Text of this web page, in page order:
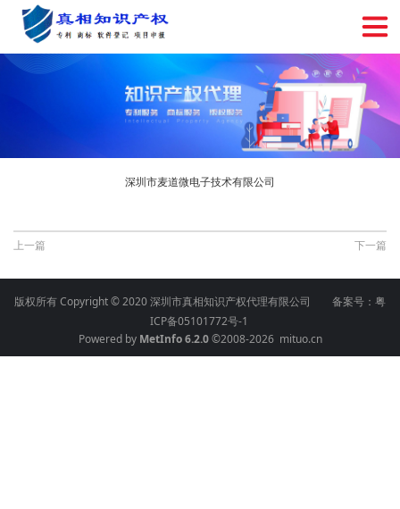
深圳市麦道微电子技术有限公司
上一篇 下一篇
版权所有 Copyright © 2020 深圳市真相知识产权代理有限公司 备案号： 粤
ICP备05101772号-1
Powered by MetInfo 6.2.0©2008-2026 mituo.cn